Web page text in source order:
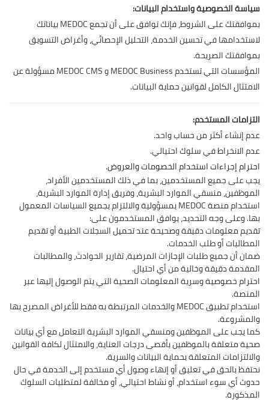
سياسة الخصوصية واستخدام البيانات:
بموافقتك على الشروط، فإنك توافق على أن تجمع MEDOC بياناتك
لاستخدامها في تحسين الخدمة، التحليل الإحصائي، وأغراض التسويق
بموافقتك الصريحة.
المؤسسات التي تستخدم MEDOC Business و MEDOC CMS مسؤولة عن
الامتثال الكامل لقوانين حماية البيانات.
التزامات المستخدم:
عدم إنشاء أكثر من حساب واحد.
عدم الانخراط في سلوك احتيالي.
احترام إجراءات استخدام الخصومات والعروض.
يجب على جميع المستخدمين، بما في ذلك المستخدمين الأفراد،
الموظفين، منسقي الموارد البشرية، وفريق إدارة الموارد البشرية،
استخدام منصة MEDOC بمسؤولية والالتزام بجميع السياسات المعمول
بها. وعلى وجه التحديد، يوافق المستخدمون على:
تقديم معلومات دقيقة وصحيحة عند تحميل السجلات الطبية أو تقديم
المطالبات أو طلب الخدمات.
ضمان أن جميع طلبات الإجازات المرضية، تقارير الحوادث، والمطالبات
المقدمة دقيقة وخالية من أي احتيال.
احترام خصوصية وسرية المعلومات الصحية التي يتم الوصول إليها عبر
المنصة.
استخدام تطبيق MEDOC والخدمات المرتبطة به فقط للأغراض المصرح بها
والمشروعة.
كما يجب على الموظفين ومنسقي الموارد البشرية التعامل مع أي بيانات
صحية متعلقة بالموظفين بأقصى درجات العناية، والامتثال لكافة القوانين
والالتزامات المتعلقة بحماية البيانات والسرية.
نحتفظ بالحق في تعليق أو إنهاء وصول أي مستخدم إلى الخدمة في حال
حدوث أي سوء استخدام، أو نشاط احتيالي، أو مخالفة لمتطلبات السلوك
المذكورة.